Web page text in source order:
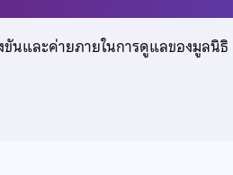
นและค่ายภายในการดูแลของมูลนิ